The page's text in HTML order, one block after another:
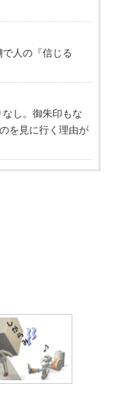
人の『信じる
し。御朱印もな
を見に行く理由が